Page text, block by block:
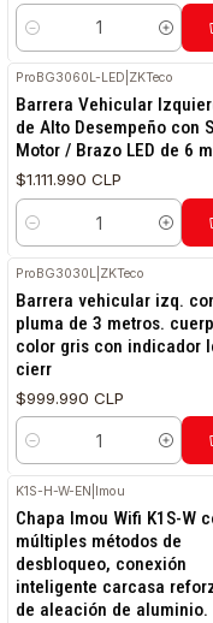
Cantidad
ProBG3060L-LED ZKTeco
Barrera Vehicular
de Alto Desempeño con
Motor / Brazo LED de 6
$1.111.990 CLP
Cantidad
ProBG3030L ZKTeco
Barrera vehicular izq.
pluma de 3 metros.
color gris con indicador
cierr
$999.990 CLP
Cantidad
K1S-H-W-EN Imou
Chapa Imou Wifi K1S-W
múltiples métodos de
desbloqueo, conexión
inteligente carcasa
de aleación de aluminio.